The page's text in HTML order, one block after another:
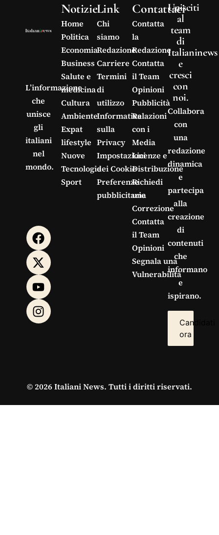
L’informazione
che
unisce
gli
italiani
nel
mondo.
Notizie
Home
Politica
Economia
Business
Salute e
medicina
Cultura
Ambiente
Expat
lifestyle
Nuove
Tecnologie
Sport
Link
Chi
siamo
Redazione
Carriere
Termini
di
utilizzo
Informativa
sulla
Privacy
Impostazioni
dei Cookie
Preferenze
pubblicitarie
Contattaci
Contatta
la
Redazione
Contatta
il Team
Opinioni
Pubblicità
Relazioni
con i
Media
Licenze e
Distribuzione
Richiedi
una
Correzione
Contatta
il Team
Opinioni
Segnala una
Vulnerabilità
Unisciti
al
team
di
Italianinews
e
cresci
con
noi.
Collabora
con
una
redazione
dinamica
e
partecipa
alla
creazione
di
contenuti
che
informano
e
ispirano.
Candidati
ora
© 2026 Italiani News. Tutti i diritti riservati.